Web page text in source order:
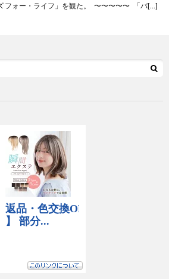
フォー・ライフ」を観た。 〜〜〜〜〜 「バ[…]